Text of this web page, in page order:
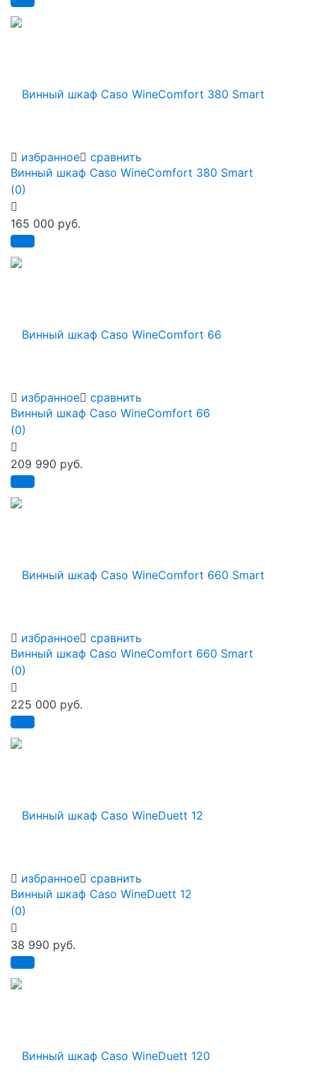
избранное сравнить
избранное сравнить
Винный шкаф Caso WineComfort 380 Smart
(0)
165 000 руб.
избранное сравнить
Винный шкаф Caso WineComfort 66
(0)
209 990 руб.
избранное сравнить
Винный шкаф Caso WineComfort 660 Smart
(0)
225 000 руб.
Винный шкаф Caso WineDuett 12
(0)
38 990 руб.